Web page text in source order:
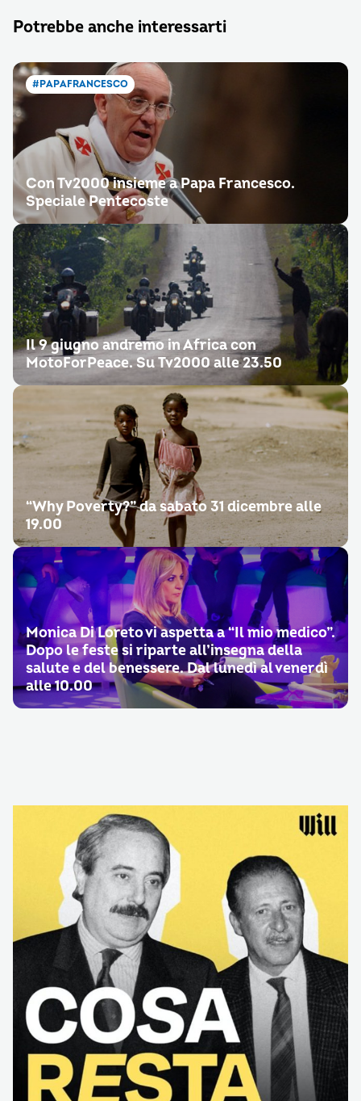
Potrebbe anche interessarti
#PAPAFRANCESCO
Con Tv2000 insieme a Papa Francesco.
Speciale Pentecoste
Il 9 giugno andremo in Africa con
MotoForPeace. Su Tv2000 alle 23.50
“Why Poverty?” da sabato 31 dicembre alle
19.00
Monica Di Loreto vi aspetta a “Il mio medico”.
Dopo le feste si riparte all’insegna della
salute e del benessere. Dal lunedì al venerdì
alle 10.00